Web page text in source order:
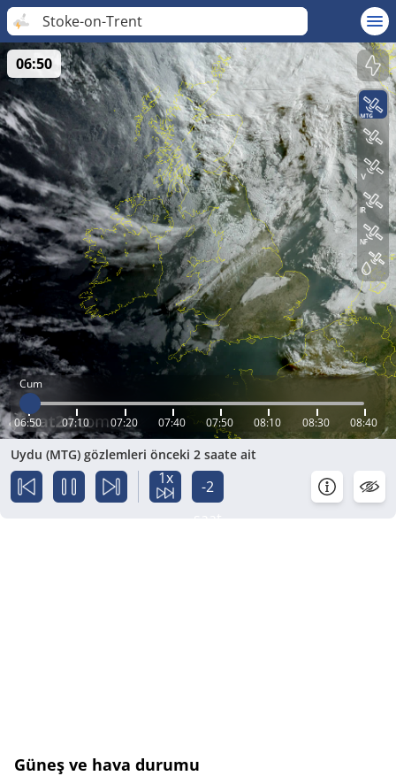
Stoke-on-Trent
Cum
06:50 07:10 07:20 07:40 07:50 08:10 08:30 08:40
06:50
Uydu (MTG) gözlemleri önceki 2 saate ait
1x
-2
Güneş ve hava durumu